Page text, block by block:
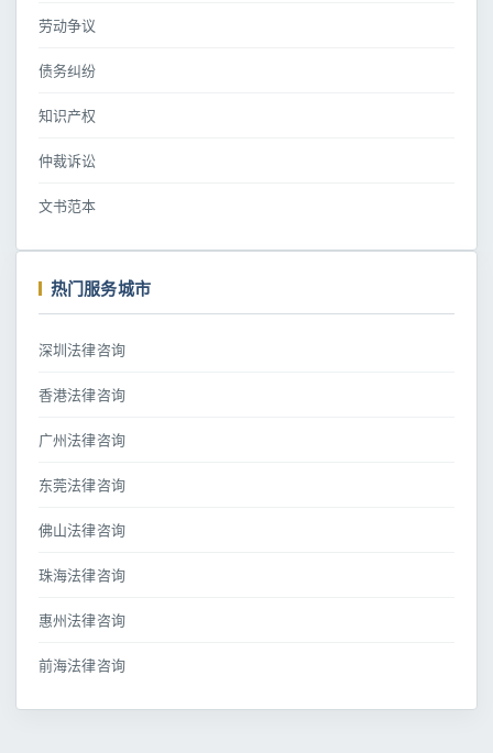
劳动争议
债务纠纷
知识产权
仲裁诉讼
文书范本
热门服务城市
深圳法律咨询
香港法律咨询
广州法律咨询
东莞法律咨询
佛山法律咨询
珠海法律咨询
惠州法律咨询
前海法律咨询